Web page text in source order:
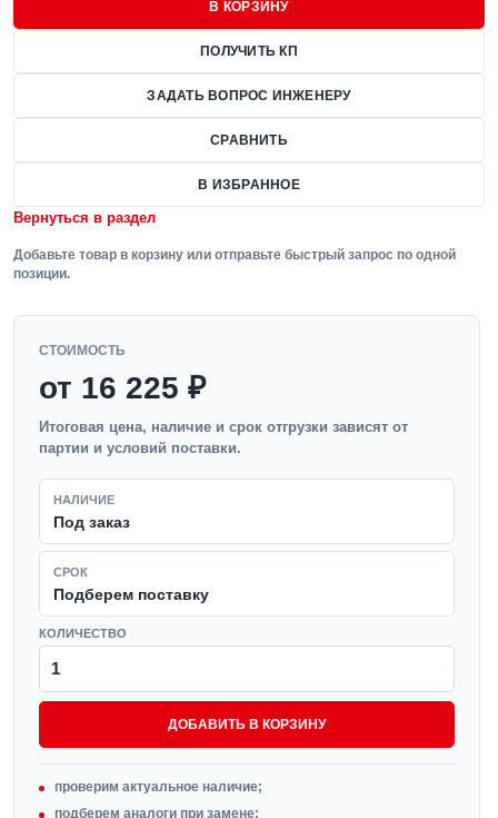
В КОРЗИНУ
ПОЛУЧИТЬ КП
ЗАДАТЬ ВОПРОС ИНЖЕНЕРУ
СРАВНИТЬ
В ИЗБРАННОЕ
Вернуться в раздел
Добавьте товар в корзину или отправьте быстрый запрос по одной
позиции.
СТОИМОСТЬ
от 16 225 ₽
Итоговая цена, наличие и срок отгрузки зависят от
партии и условий поставки.
НАЛИЧИЕ
Под заказ
СРОК
Подберем поставку
КОЛИЧЕСТВО
ДОБАВИТЬ В КОРЗИНУ
проверим актуальное наличие;
подберем аналоги при замене;